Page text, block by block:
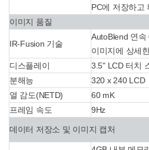
PC에 저장하고
이미지 품질
IR-Fusion 기술
AutoBlend 연
이미지에 상세
디스플레이
3.5" LCD 터치
분해능
320 x 240 LCD
열 감도(NETD)
60 mK
프레임 속도
9Hz
데이터 저장소 및 이미지 캡처